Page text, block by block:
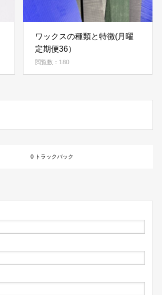
ワックスの種類と特徴(月曜
定期便36）
閲覧数：180
0 トラックバック